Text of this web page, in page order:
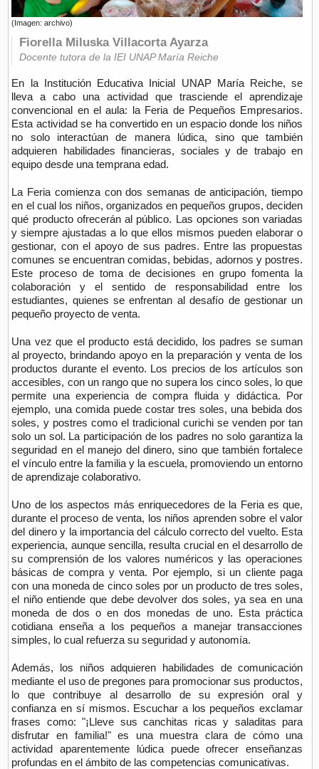
(Imagen: archivo)
Fiorella Miluska Villacorta Ayarza
Docente tutora de la IEI UNAP María Reiche
En la Institución Educativa Inicial UNAP María Reiche, se
lleva a cabo una actividad que trasciende el aprendizaje
convencional en el aula: la Feria de Pequeños Empresarios.
Esta actividad se ha convertido en un espacio donde los niños
no solo interactúan de manera lúdica, sino que también
adquieren habilidades financieras, sociales y de trabajo en
equipo desde una temprana edad.
La Feria comienza con dos semanas de anticipación, tiempo
en el cual los niños, organizados en pequeños grupos, deciden
qué producto ofrecerán al público. Las opciones son variadas
y siempre ajustadas a lo que ellos mismos pueden elaborar o
gestionar, con el apoyo de sus padres. Entre las propuestas
comunes se encuentran comidas, bebidas, adornos y postres.
Este proceso de toma de decisiones en grupo fomenta la
colaboración y el sentido de responsabilidad entre los
estudiantes, quienes se enfrentan al desafío de gestionar un
pequeño proyecto de venta.
Una vez que el producto está decidido, los padres se suman
al proyecto, brindando apoyo en la preparación y venta de los
productos durante el evento. Los precios de los artículos son
accesibles, con un rango que no supera los cinco soles, lo que
permite una experiencia de compra fluida y didáctica. Por
ejemplo, una comida puede costar tres soles, una bebida dos
soles, y postres como el tradicional curichi se venden por tan
solo un sol. La participación de los padres no solo garantiza la
seguridad en el manejo del dinero, sino que también fortalece
el vínculo entre la familia y la escuela, promoviendo un entorno
de aprendizaje colaborativo.
Uno de los aspectos más enriquecedores de la Feria es que,
durante el proceso de venta, los niños aprenden sobre el valor
del dinero y la importancia del cálculo correcto del vuelto. Esta
experiencia, aunque sencilla, resulta crucial en el desarrollo de
su comprensión de los valores numéricos y las operaciones
básicas de compra y venta. Por ejemplo, si un cliente paga
con una moneda de cinco soles por un producto de tres soles,
el niño entiende que debe devolver dos soles, ya sea en una
moneda de dos o en dos monedas de uno. Esta práctica
cotidiana enseña a los pequeños a manejar transacciones
simples, lo cual refuerza su seguridad y autonomía.
Además, los niños adquieren habilidades de comunicación
mediante el uso de pregones para promocionar sus productos,
lo que contribuye al desarrollo de su expresión oral y
confianza en sí mismos. Escuchar a los pequeños exclamar
frases como: "¡Lleve sus canchitas ricas y saladitas para
disfrutar en familia!" es una muestra clara de cómo una
actividad aparentemente lúdica puede ofrecer enseñanzas
profundas en el ámbito de las competencias comunicativas.